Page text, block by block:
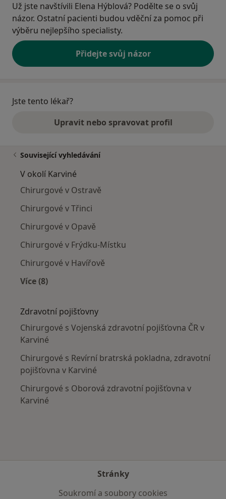
Už jste navštívili Elena Hýblová? Podělte se o svůj
názor. Ostatní pacienti budou vděční za pomoc při
výběru nejlepšího specialisty.
Přidejte svůj názor
Jste tento lékař?
Upravit nebo spravovat profil
Související vyhledávání
V okolí Karviné
Chirurgové v Ostravě
Chirurgové v Třinci
Chirurgové v Opavě
Chirurgové v Frýdku-Místku
Chirurgové v Havířově
Více (8)
Zdravotní pojišťovny
Chirurgové s Vojenská zdravotní pojišťovna ČR v
Karviné
Chirurgové s Revírní bratrská pokladna, zdravotní
pojišťovna v Karviné
Chirurgové s Oborová zdravotní pojišťovna v
Karviné
Stránky
Soukromí a soubory cookies